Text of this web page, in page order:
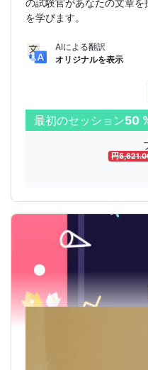
の試験官があなたの文章
を学びます。
AIによる翻訳
オリジナルを表示
最初のセッション50
円